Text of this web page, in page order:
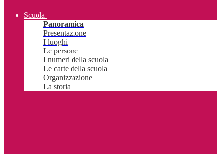
Scuola
Panoramica
Presentazione
I luoghi
Le persone
I numeri della scuola
Le carte della scuola
Organizzazione
La storia